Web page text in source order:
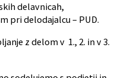
delavnicah,
pri delodajalcu – PUD.
z delom v 1., 2. in v 3.